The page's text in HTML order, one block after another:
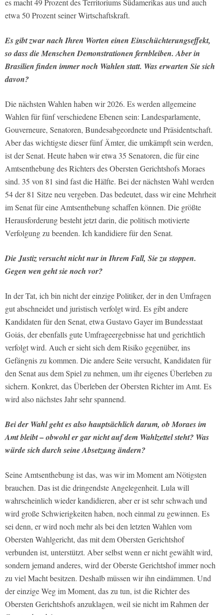
es macht 49 Prozent des Territoriums Südamerikas aus und auch
etwa 50 Prozent seiner Wirtschaftskraft.
Es gibt zwar nach Ihren Worten einen Einschüchterungseffekt,
so dass die Menschen Demonstrationen fernbleiben. Aber in
Brasilien finden immer noch Wahlen statt. Was erwarten Sie sich
davon?
Die nächsten Wahlen haben wir 2026. Es werden allgemeine
Wahlen für fünf verschiedene Ebenen sein: Landesparlamente,
Gouverneure, Senatoren, Bundesabgeordnete und Präsidentschaft.
Aber das wichtigste dieser fünf Ämter, die umkämpft sein werden,
ist der Senat. Heute haben wir etwa 35 Senatoren, die für eine
Amtsenthebung des Richters des Obersten Gerichtshofs Moraes
sind. 35 von 81 sind fast die Hälfte. Bei der nächsten Wahl werden
54 der 81 Sitze neu vergeben. Das bedeutet, dass wir eine Mehrheit
im Senat für eine Amtsenthebung schaffen können. Die größte
Herausforderung besteht jetzt darin, die politisch motivierte
Verfolgung zu beenden. Ich kandidiere für den Senat.
Die Justiz versucht nicht nur in Ihrem Fall, Sie zu stoppen.
Gegen wen geht sie noch vor?
In der Tat, ich bin nicht der einzige Politiker, der in den Umfragen
gut abschneidet und juristisch verfolgt wird. Es gibt andere
Kandidaten für den Senat, etwa Gustavo Gayer im Bundesstaat
Goiás, der ebenfalls gute Umfrageergebnisse hat und gerichtlich
verfolgt wird. Auch er sieht sich dem Risiko gegenüber, ins
Gefängnis zu kommen. Die andere Seite versucht, Kandidaten für
den Senat aus dem Spiel zu nehmen, um ihr eigenes Überleben zu
sichern. Konkret, das Überleben der Obersten Richter im Amt. Es
wird also nächstes Jahr sehr spannend.
Bei der Wahl geht es also hauptsächlich darum, ob Moraes im
Amt bleibt – obwohl er gar nicht auf dem Wahlzettel steht? Was
würde sich durch seine Absetzung ändern?
Seine Amtsenthebung ist das, was wir im Moment am Nötigsten
brauchen. Das ist die dringendste Angelegenheit. Lula will
wahrscheinlich wieder kandidieren, aber er ist sehr schwach und
wird große Schwierigkeiten haben, noch einmal zu gewinnen. Es
sei denn, er wird noch mehr als bei den letzten Wahlen vom
Obersten Wahlgericht, das mit dem Obersten Gerichtshof
verbunden ist, unterstützt. Aber selbst wenn er nicht gewählt wird,
sondern jemand anderes, wird der Oberste Gerichtshof immer noch
zu viel Macht besitzen. Deshalb müssen wir ihn eindämmen. Und
der einzige Weg im Moment, das zu tun, ist die Richter des
Obersten Gerichtshofs anzuklagen, weil sie nicht im Rahmen der